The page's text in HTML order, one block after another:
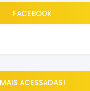
FACEBOOK
MAIS ACESSADAS!